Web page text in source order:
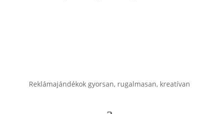
Reklámajándékok gyorsan, rugalmasan, kreatívan